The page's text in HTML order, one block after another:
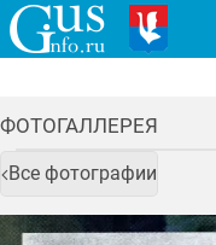
ФОТОГАЛЛЕРЕЯ
Все фотографии